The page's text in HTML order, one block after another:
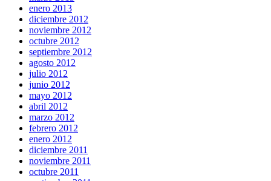
enero 2013
diciembre 2012
noviembre 2012
octubre 2012
septiembre 2012
agosto 2012
julio 2012
junio 2012
mayo 2012
abril 2012
marzo 2012
febrero 2012
enero 2012
diciembre 2011
noviembre 2011
octubre 2011